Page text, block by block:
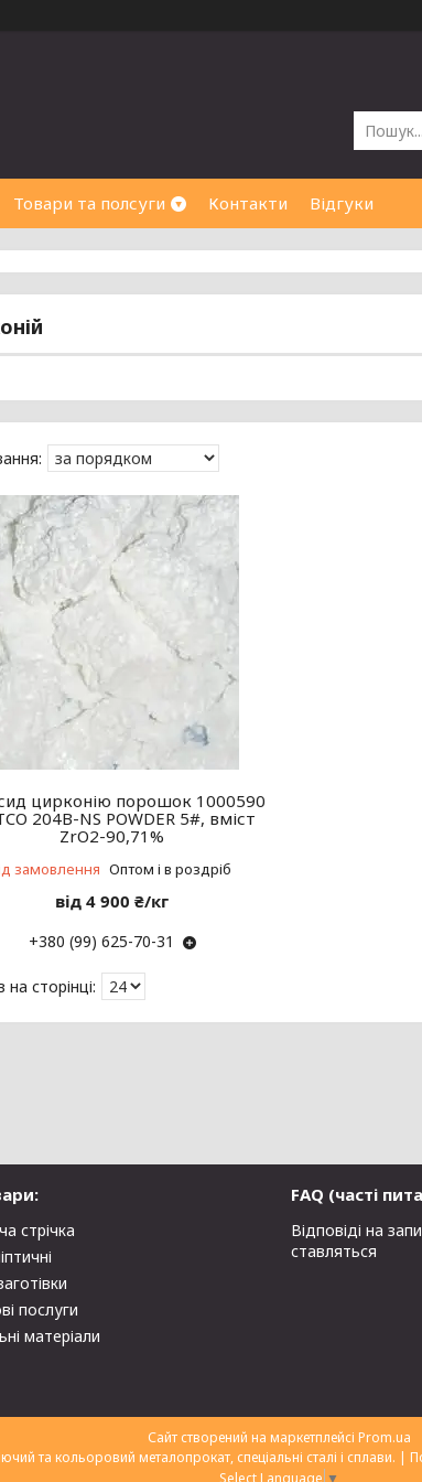
Товари та полсуги Контакти Відгуки
цирконію порошок 1000590
204B-NS POWDER 5#, вміст
ZrO2-90,71%
замовлення Оптом і в роздріб
від 4 900 ₴/кг
+380 (99) 625-70-31
стрічка
послуги
матеріали
FAQ (часті
Відповіді на
ставляться
Сайт створений на маркетплейсі Prom.ua
ТОВ "Укрторгекспорт" нержавіючий та кольоровий металопрокат, спеціальні сталі і сплави. |
Select Language ▼